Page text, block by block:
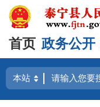
首页 政务公开